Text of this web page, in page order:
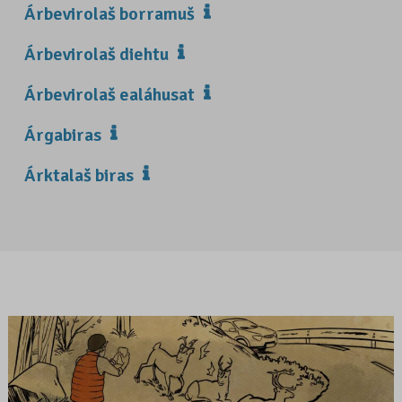
Árbevirolaš borramuš
Árbevirolaš diehtu
Árbevirolaš ealáhusat
Árgabiras
Árktalaš biras